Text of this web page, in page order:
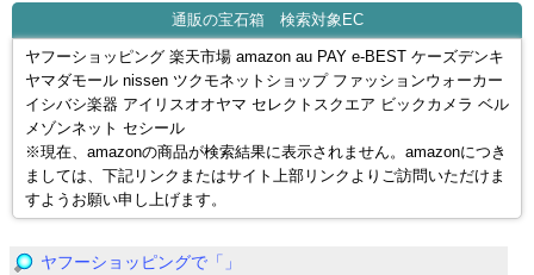
通販の宝石箱 検索対象EC
ヤフーショッピング 楽天市場 amazon au PAY e-BEST ケーズデンキ
ヤマダモール nissen ツクモネットショップ ファッションウォーカー
イシバシ楽器 アイリスオオヤマ セレクトスクエア ビックカメラ ベル
メゾンネット セシール
※現在、amazonの商品が検索結果に表示されません。amazonにつき
ましては、下記リンクまたはサイト上部リンクよりご訪問いただけま
すようお願い申し上げます。
ヤフーショッピングで「」